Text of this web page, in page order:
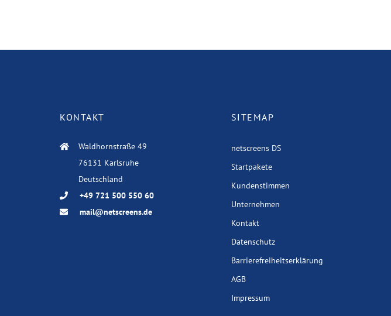
KONTAKT
Waldhornstraße 49
76131 Karlsruhe
Deutschland
+49 721 500 550 60
mail@netscreens.de
SITEMAP
netscreens DS
Startpakete
Kundenstimmen
Unternehmen
Kontakt
Datenschutz
Barrierefreiheitserklärung
AGB
Impressum